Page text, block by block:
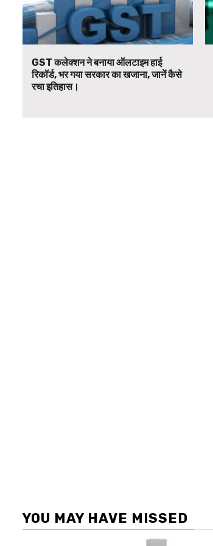
GST कलेक्शन ने बनाया ऑलटाइम हाई
रिकॉर्ड, भर गया सरकार का खजाना, जानें कैसे
रचा इतिहास।
YOU MAY HAVE MISSED